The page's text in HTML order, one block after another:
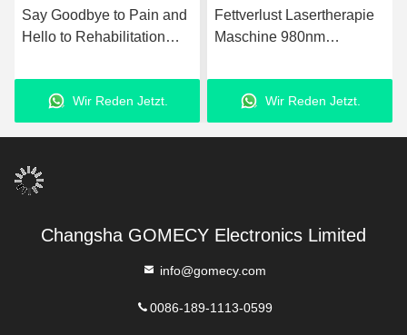
Say Goodbye to Pain and
Hello to Rehabilitation
Ultrasound Pain Relief
Technology Therapy
Device
Wir Reden Jetzt.
Fettverlust Lasertherapie
Maschine 980nm
Fettabsaugungsanlage
Wir Reden Jetzt.
Changsha GOMECY Electronics Limited
info@gomecy.com
0086-189-1113-0599